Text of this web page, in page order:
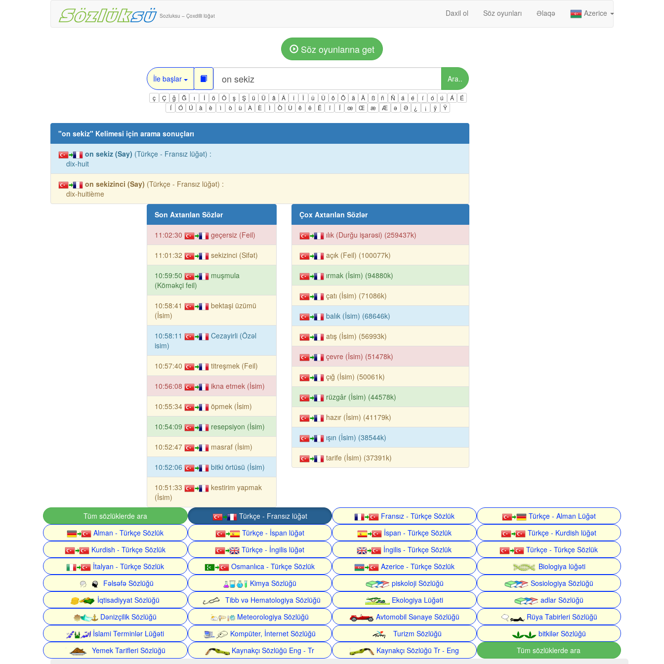
Sozluksu – Çoxdilli lüğət Daxil ol Söz oyunları Əlaqə Azerice
Söz oyunlarına get
İle başlar Ara..
ç Ç ğ Ğ ı İ ö Ö ş Ş ü Ü â Â î Î û Û ô Ô ä Ä ß ñ Ñ á é í ó ú Á
É
Í
Ó Ú à è ì ò ù À È Ì Ò Ù ê ë Ë ï Ï œ Œ æ Æ ə Ə ¿ ¡ ÿ Ÿ
"on sekiz" Kelimesi için arama sonuçları
on sekiz (Say) (Türkçe - Fransız lüğət) :
dix-huit
on sekizinci (Say) (Türkçe - Fransız lüğət) :
dix-huitième
Son Axtarılan Sözlər
11:02:30 geçersiz (Feil)
11:01:32 sekizinci (Sifət)
10:59:50
muşmula
(Köməkçi feil)
10:58:41
bektaşi üzümü
(İsim)
10:58:11
Cezayirli (Özəl
isim)
10:57:40 titreşmek (Feil)
10:56:08 ikna etmek (İsim)
10:55:34 öpmek (İsim)
10:54:09 resepsiyon (İsim)
10:52:47 masraf (İsim)
10:52:06 bitki örtüsü (İsim)
10:51:33
kestirim yapmak
(İsim)
Çox Axtarılan Sözlər
ılık (Durğu işarəsi) (259437k)
açık (Feil) (100077k)
ırmak (İsim) (94880k)
çatı (İsim) (71086k)
balık (İsim) (68646k)
atış (İsim) (56993k)
çevre (İsim) (51478k)
çığ (İsim) (50061k)
rüzgâr (İsim) (44578k)
hazır (İsim) (41179k)
ışın (İsim) (38544k)
tarife (İsim) (37391k)
Tüm sözlüklerde ara Türkçe - Fransız lüğət Fransız - Türkçe Sözlük
Türkçe - Alman Lüğət
Alman - Türkçe Sözlük
Türkçe - İspan lüğət İspan - Türkçe Sözlük
Türkçe - Kurdish lüğət
Kurdish - Türkçe Sözlük
Türkçe - İngilis lüğət İngilis - Türkçe Sözlük
Türkçe - Türkçe Sözlük
İtalyan - Türkçe Sözlük
Osmanlıca - Türkçe Sözlük Azerice - Türkçe Sözlük
Biologiya lüğəti
Fəlsəfə Sözlüğü
Kimya Sözlüğü piskoloji Sözlüğü
Sosiologiya Sözlüğü
İqtisadiyyat Sözlüğü
Tibb və Hematologiya Sözlüğü Ekologiya Lüğəti
adlar Sözlüğü
Dənizçilik Sözlüğü
Meteorologiya Sözlüğü Avtomobil Sənaye Sözlüğü
Rüya Tabirleri Sözlüğü
İslami Terminlər Lüğəti
Kompüter, İnternet Sözlüğü Turizm Sözlüğü
bitkilər Sözlüğü
Yemek Tarifleri Sözlüğü
Kaynakçı Sözlüğü Eng - Tr Kaynakçı Sözlüğü Tr - Eng Tüm sözlüklerde ara